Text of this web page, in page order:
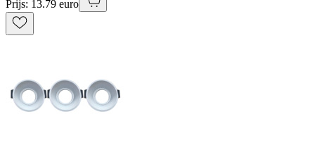
Prijs: 13.79 euro